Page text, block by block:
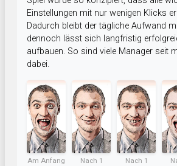
Einstellungen mit nur wenigen Klicks
Dadurch bleibt der tägliche Aufwand
dennoch lässt sich langfristig
aufbauen. So sind viele Manager seit
dabei.
Am Anfang
Nach 1
Nach 1